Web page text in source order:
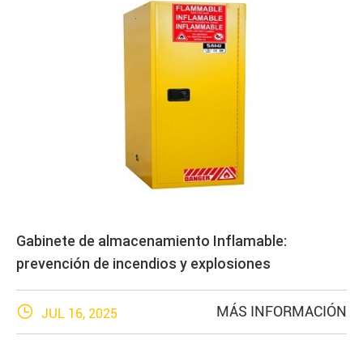
Gabinete de almacenamiento Inflamable:
prevención de incendios y explosiones
 JUL 16, 2025 MÁS INFORMACIÓN